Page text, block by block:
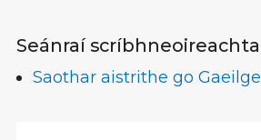
Seánraí scríbhneoireachta
Saothar aistrithe go Gaeilge